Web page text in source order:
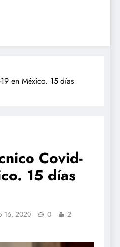
en México. 15 días
Covid-
15 días
16, 2020 0
2